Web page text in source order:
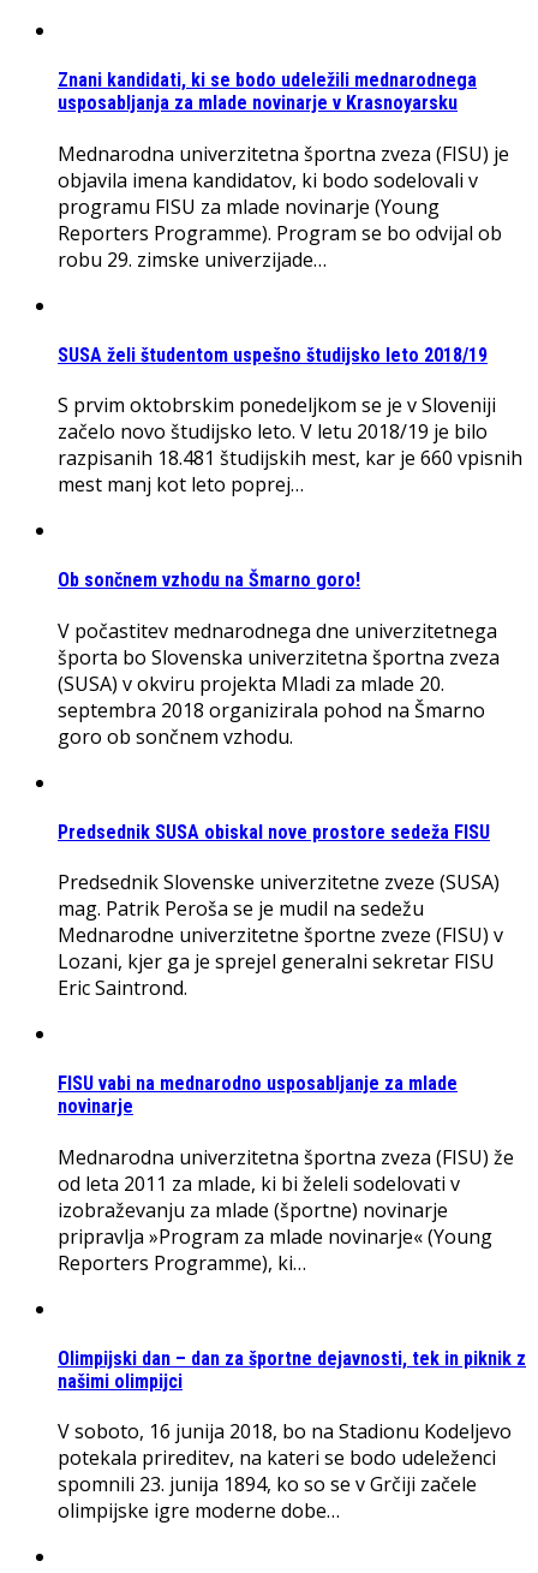
Znani kandidati, ki se bodo udeležili mednarodnega
usposabljanja za mlade novinarje v Krasnoyarsku
Mednarodna univerzitetna športna zveza (FISU) je
objavila imena kandidatov, ki bodo sodelovali v
programu FISU za mlade novinarje (Young
Reporters Programme). Program se bo odvijal ob
robu 29. zimske univerzijade…
SUSA želi študentom uspešno študijsko leto 2018/19
S prvim oktobrskim ponedeljkom se je v Sloveniji
začelo novo študijsko leto. V letu 2018/19 je bilo
razpisanih 18.481 študijskih mest, kar je 660 vpisnih
mest manj kot leto poprej…
Ob sončnem vzhodu na Šmarno goro!
V počastitev mednarodnega dne univerzitetnega
športa bo Slovenska univerzitetna športna zveza
(SUSA) v okviru projekta Mladi za mlade 20.
septembra 2018 organizirala pohod na Šmarno
goro ob sončnem vzhodu.
Predsednik SUSA obiskal nove prostore sedeža FISU
Predsednik Slovenske univerzitetne zveze (SUSA)
mag. Patrik Peroša se je mudil na sedežu
Mednarodne univerzitetne športne zveze (FISU) v
Lozani, kjer ga je sprejel generalni sekretar FISU
Eric Saintrond.
FISU vabi na mednarodno usposabljanje za mlade
novinarje
Mednarodna univerzitetna športna zveza (FISU) že
od leta 2011 za mlade, ki bi želeli sodelovati v
izobraževanju za mlade (športne) novinarje
pripravlja »Program za mlade novinarje« (Young
Reporters Programme), ki…
Olimpijski dan – dan za športne dejavnosti, tek in piknik z
našimi olimpijci
V soboto, 16 junija 2018, bo na Stadionu Kodeljevo
potekala prireditev, na kateri se bodo udeleženci
spomnili 23. junija 1894, ko so se v Grčiji začele
olimpijske igre moderne dobe…